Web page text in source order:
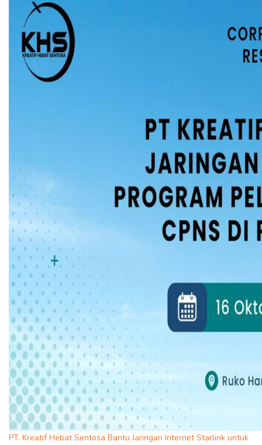
PT. Kreatif Hebat Sentosa Bantu Jaringan Internet Starlink untuk